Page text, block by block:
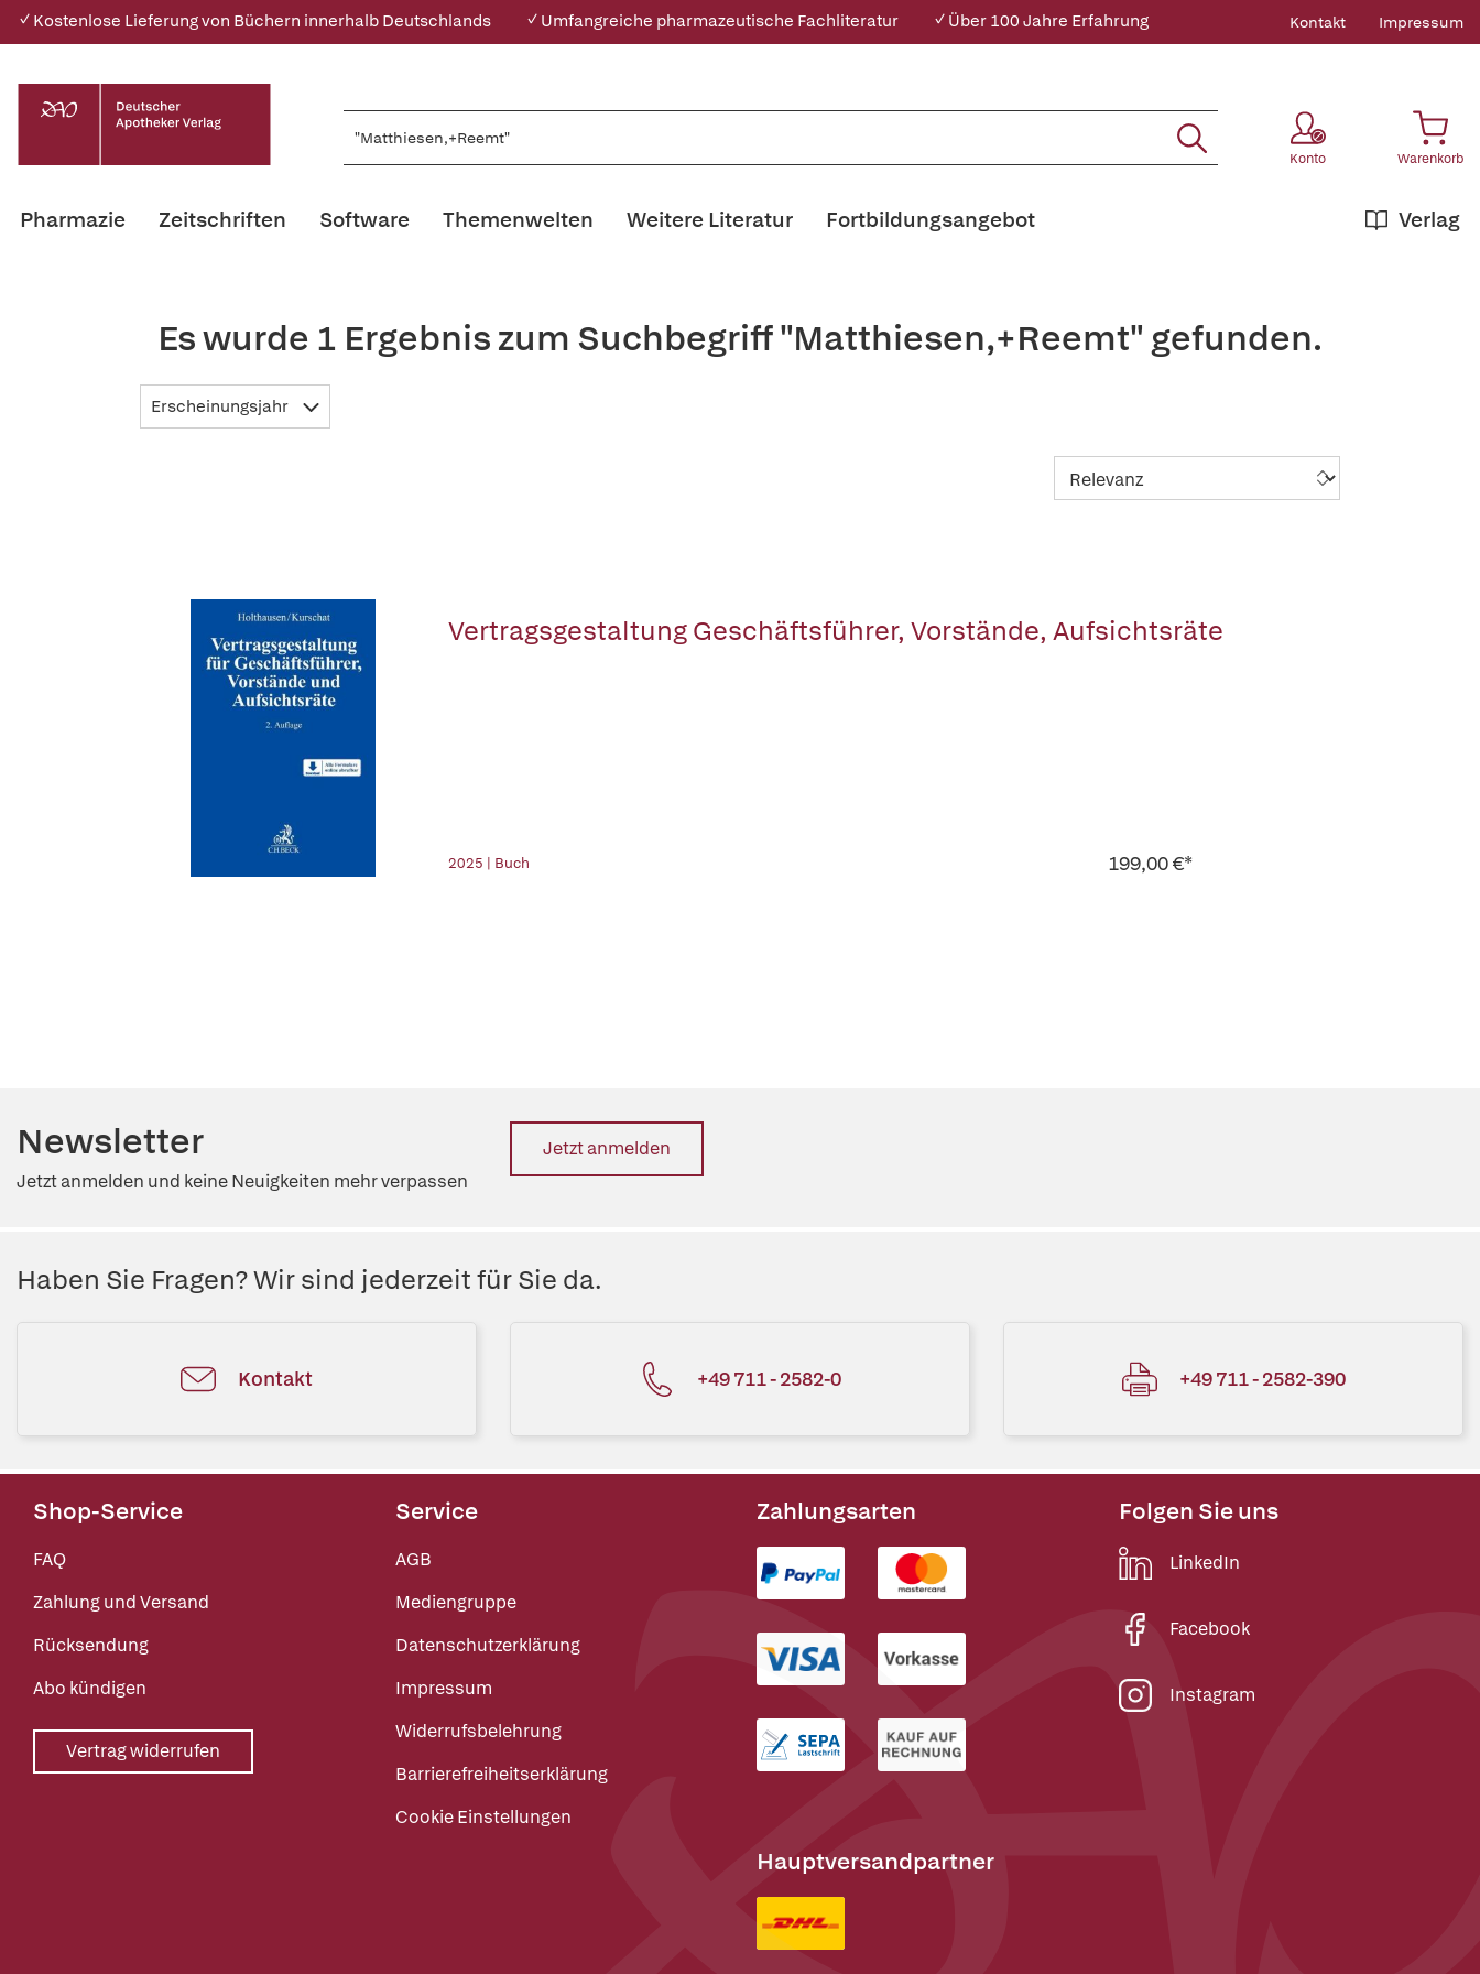
✓ Kostenlose Lieferung von Büchern innerhalb Deutschlands ✓ Umfangreiche pharmazeutische Fachliteratur ✓ Über 100 Jahre Erfahrung Kontakt Impressum
Konto Warenkorb
Pharmazie Zeitschriften Software Themenwelten Weitere Literatur Verlag
Fortbildungsangebot
Es wurde 1 Ergebnis zum Suchbegriff "Matthiesen,+Reemt" gefunden.
Erscheinungsjahr
Vertragsgestaltung Geschäftsführer, Vorstände, Aufsichtsräte
2025 | Buch 199,00 €*
Newsletter
Jetzt anmelden und keine Neuigkeiten mehr verpassen
Jetzt anmelden
Haben Sie Fragen? Wir sind jederzeit für Sie da.
Kontakt +49 711 - 2582-0 +49 711 - 2582-390
Shop-Service
FAQ
Zahlung und Versand
Rücksendung
Abo kündigen
Vertrag widerrufen
Service
AGB
Mediengruppe
Datenschutzerklärung
Impressum
Widerrufsbelehrung
Barrierefreiheitserklärung
Cookie Einstellungen
Zahlungsarten
Hauptversandpartner
Folgen Sie uns
LinkedIn
Facebook
Instagram